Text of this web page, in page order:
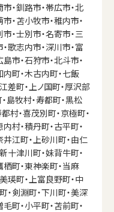
・釧路市・帯広市・北
・苫小牧市・稚内市・
・士別市・名寄市・三
歌志内市・深川市・富
市・石狩市・北斗市・
内町・木古内町・七飯
差町・上ノ国町・厚沢部
島牧村・寿都町・黒松
村・喜茂別町・京極町・
村・積丹町・古平町・
井江町・上砂川町・由仁
十津川町・妹背牛町・
栖町・東神楽町・当麻
瑛町・上富良野町・中
・剣淵町・下川町・美深
町・小平町・苫前町・